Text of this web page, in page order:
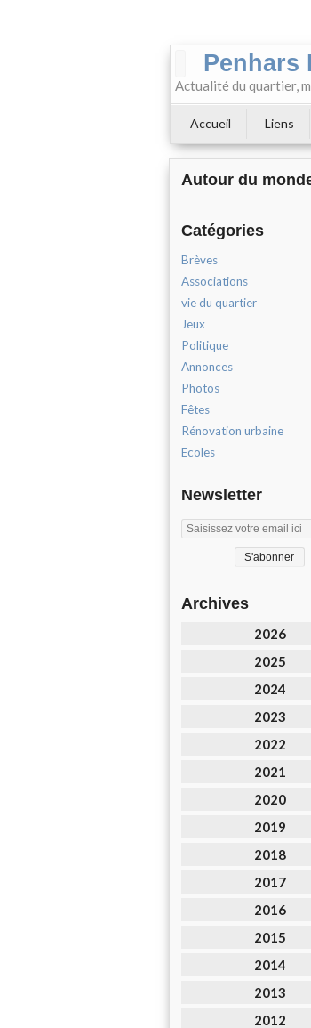
Penhars
Actualité du quartier,
Accueil Liens
Autour du
Catégories
Brèves
Associations
vie du quartier
Jeux
Politique
Annonces
Photos
Fêtes
Rénovation urbaine
Ecoles
Newsletter
Archives
2026
2025
2024
2023
2022
2021
2020
2019
2018
2017
2016
2015
2014
2013
2012